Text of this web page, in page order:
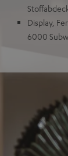
Display,
6000